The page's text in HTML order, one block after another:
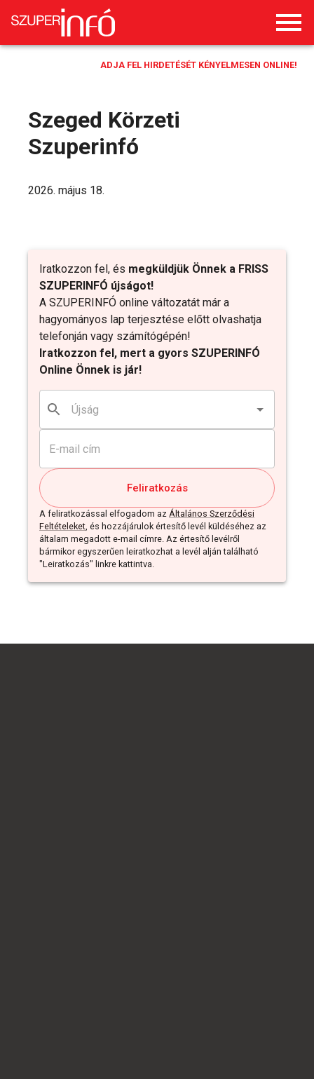
ADJA FEL HIRDETÉSÉT KÉNYELMESEN ONLINE!
Szeged Körzeti
Szuperinfó
Iratkozzon fel, és megküldjük Önnek a FRISS
SZUPERINFÓ újságot!
A SZUPERINFÓ online változatát már a
hagyományos lap terjesztése előtt olvashatja
telefonján vagy számítógépén!
Iratkozzon fel, mert a gyors SZUPERINFÓ
Online Önnek is jár!
Feliratkozás
A feliratkozással elfogadom az Általános Szerződési
Feltételeket, és hozzájárulok értesítő levél küldéséhez az
általam megadott e-mail címre. Az értesítő levélről
bármikor egyszerűen leiratkozhat a levél alján található
"Leiratkozás" linkre kattintva.
2026. május 18.